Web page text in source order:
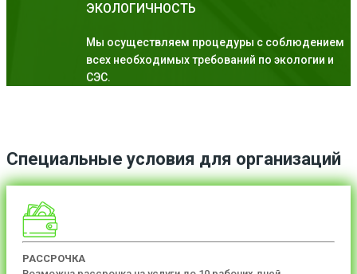
ЭКОЛОГИЧНОСТЬ
Мы осуществляем процедуры с соблюдением
всех необходимых требований по экологии и
СЭС.
Специальные условия для организаций
РАССРОЧКА